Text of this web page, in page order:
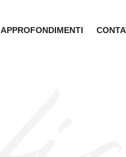
APPROFONDIMENTI